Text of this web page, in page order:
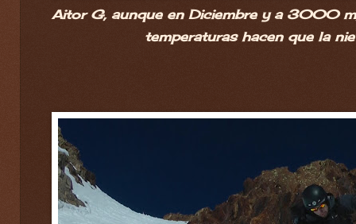
Aitor G, aunque en Diciembre y a 3000
temperaturas hacen que la